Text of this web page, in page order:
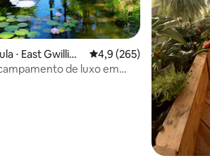
de 5, 782 avaliações
⋅ East Gwillim
4,9 de uma avaliação
4,9 (265)
de luxo em